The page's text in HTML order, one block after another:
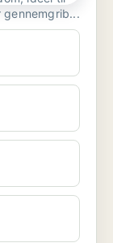
eller lager. Den er gennemgrib...